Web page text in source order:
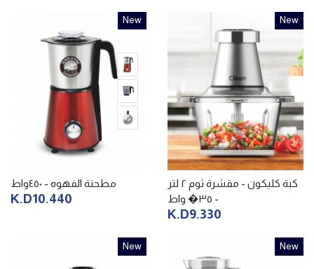
New
مطحنة القهوه - ٤٥٠واط
K.D10.440
New
كبة كليكون - مقشرة ثوم ٢ لتر
- ٣٥� واط
K.D9.330
New New